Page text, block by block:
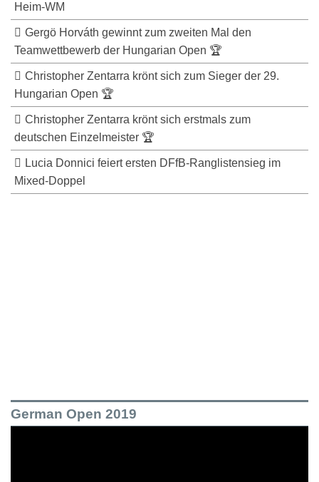
Heim-WM
Gergö Horváth gewinnt zum zweiten Mal den
Teamwettbewerb der Hungarian Open 🏆
Christopher Zentarra krönt sich zum Sieger der 29.
Hungarian Open 🏆
Christopher Zentarra krönt sich erstmals zum
deutschen Einzelmeister 🏆
Lucia Donnici feiert ersten DFfB-Ranglistensieg im
Mixed-Doppel
German Open 2019